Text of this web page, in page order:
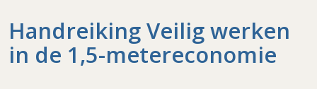
Handreiking Veilig werken
in de 1,5-metereconomie